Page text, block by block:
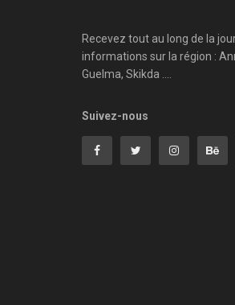
Recevez tout au long de la
informations sur la région :
Guelma, Skikda ....
Suivez-nous